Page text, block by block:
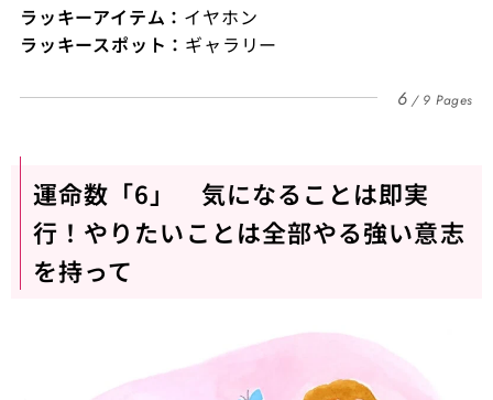
ラッキーアイテム： イヤホン
ラッキースポット： ギャラリー
6 9 Pages
運命数「6」 気になることは即実
行！やりたいことは全部やる強い意志
を持って